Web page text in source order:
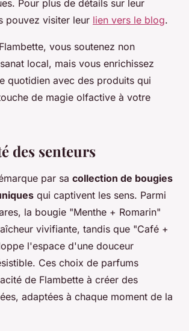
Pour plus de détails sur leur
pouvez visiter leur lien vers le blog.
vous soutenez non
local, mais vous enrichissez
quotidien avec des produits qui
de magie olfactive à votre
des senteurs
par sa collection de bougies
qui captivent les sens. Parmi
la bougie "Menthe + Romarin"
vivifiante, tandis que "Café +
l'espace d'une douceur
Ces choix de parfums
de Flambette à créer des
adaptées à chaque moment de la